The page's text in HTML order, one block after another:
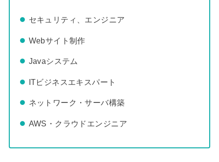
セキュリティ、エンジニア
Webサイト制作
Javaシステム
ITビジネスエキスパート
ネットワーク・サーバ構築
AWS・クラウドエンジニア